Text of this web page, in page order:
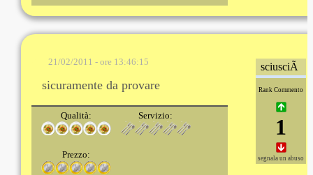
21/02/2011 - ore 13:46:15
sicuramente da provare
Qualità: Servizio:
Prezzo:
sciusciÃ
Rank Commento
1
segnala un abuso